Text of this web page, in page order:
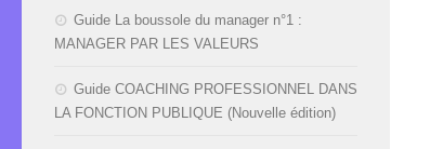
Guide La boussole du manager n°1 :
MANAGER PAR LES VALEURS
Guide COACHING PROFESSIONNEL DANS
LA FONCTION PUBLIQUE (Nouvelle édition)